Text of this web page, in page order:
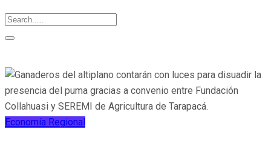
Economía Regional